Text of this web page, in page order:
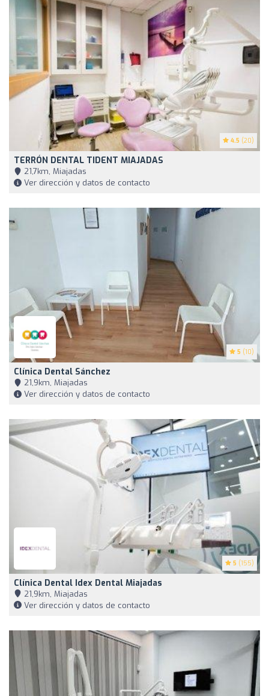
4.5 (20)
TERRÓN DENTAL TIDENT MIAJADAS
21,7km, Miajadas
Ver dirección y datos de contacto
5 (10)
Clínica Dental Sánchez
21,9km, Miajadas
Ver dirección y datos de contacto
5 (155)
Clínica Dental Idex Dental Miajadas
21,9km, Miajadas
Ver dirección y datos de contacto